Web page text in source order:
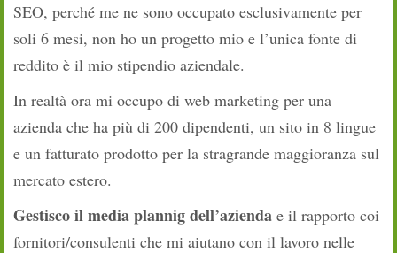
SEO, perché me ne sono occupato esclusivamente per
soli 6 mesi, non ho un progetto mio e l’unica fonte di
reddito è il mio stipendio aziendale.
In realtà ora mi occupo di web marketing per una
azienda che ha più di 200 dipendenti, un sito in 8 lingue
e un fatturato prodotto per la stragrande maggioranza sul
mercato estero.
Gestisco il media plannig dell’azienda e il rapporto coi
fornitori/consulenti che mi aiutano con il lavoro nelle